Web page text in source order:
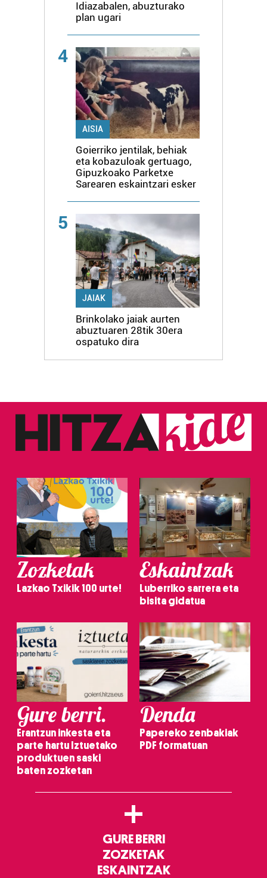
Idiazabalen, abuzturako
plan ugari
4
AISIA
Goierriko jentilak, behiak
eta kobazuloak gertuago,
Gipuzkoako Parketxe
Sarearen eskaintzari esker
5
JAIAK
Brinkolako jaiak aurten
abuztuaren 28tik 30era
ospatuko dira
Zozketak
Lazkao Txikik 100 urte!
Eskaintzak
Luberriko sarrera eta
bisita gidatua
Gure berri.
Erantzun inkesta eta
parte hartu Iztuetako
produktuen saski
baten zozketan
Denda
Papereko zenbakiak
PDF formatuan
+
GURE BERRI
ZOZKETAK
ESKAINTZAK